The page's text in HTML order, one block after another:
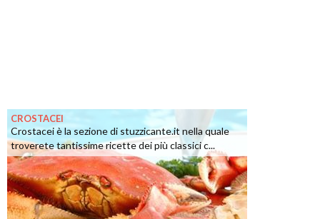
CROSTACEI
Crostacei è la sezione di stuzzicante.it nella quale
troverete tantissime ricette dei più classici c...